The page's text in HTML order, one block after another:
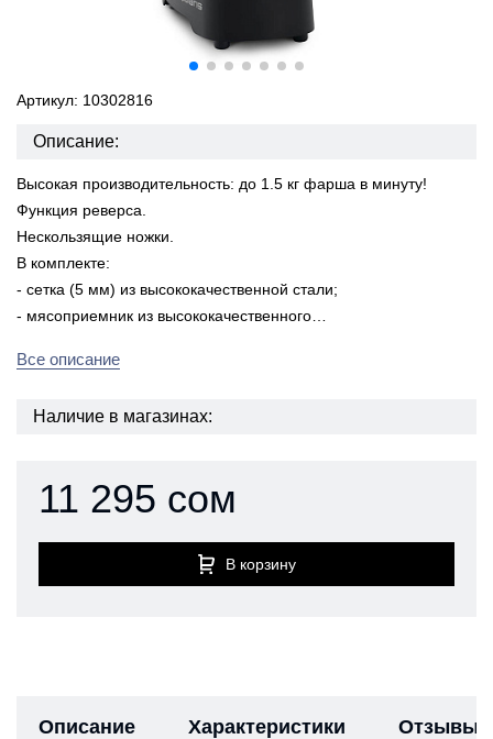
Артикул: 10302816
Описание:
Высокая производительность: до 1.5 кг фарша в минуту!
Функция реверса.
Нескользящие ножки.
В комплекте:
- сетка (5 мм) из высококачественной стали;
- мясоприемник из высококачественного…
Все описание
Наличие в магазинах:
11 295 сом
В корзину
Описание Характеристики Отзывы